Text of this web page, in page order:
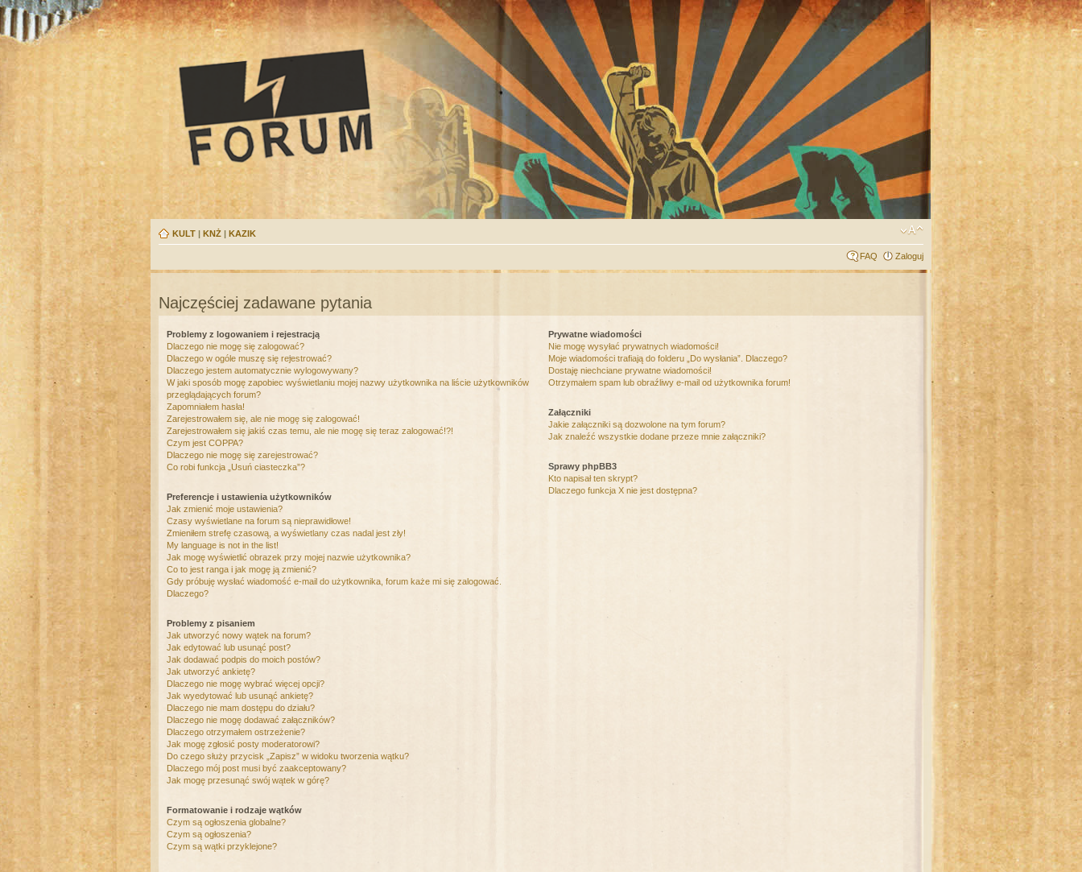
KULT | KNŻ | KAZIK
FAQ Zaloguj
Najczęściej zadawane pytania
Problemy z logowaniem i rejestracją
Dlaczego nie mogę się zalogować?
Dlaczego w ogóle muszę się rejestrować?
Dlaczego jestem automatycznie wylogowywany?
W jaki sposób mogę zapobiec wyświetlaniu mojej nazwy użytkownika na liście użytkowników
przeglądających forum?
Zapomniałem hasła!
Zarejestrowałem się, ale nie mogę się zalogować!
Zarejestrowałem się jakiś czas temu, ale nie mogę się teraz zalogować!?!
Czym jest COPPA?
Dlaczego nie mogę się zarejestrować?
Co robi funkcja „Usuń ciasteczka”?
Preferencje i ustawienia użytkowników
Jak zmienić moje ustawienia?
Czasy wyświetlane na forum są nieprawidłowe!
Zmieniłem strefę czasową, a wyświetlany czas nadal jest zły!
My language is not in the list!
Jak mogę wyświetlić obrazek przy mojej nazwie użytkownika?
Co to jest ranga i jak mogę ją zmienić?
Gdy próbuję wysłać wiadomość e-mail do użytkownika, forum każe mi się zalogować.
Dlaczego?
Problemy z pisaniem
Jak utworzyć nowy wątek na forum?
Jak edytować lub usunąć post?
Jak dodawać podpis do moich postów?
Jak utworzyć ankietę?
Dlaczego nie mogę wybrać więcej opcji?
Jak wyedytować lub usunąć ankietę?
Dlaczego nie mam dostępu do działu?
Dlaczego nie mogę dodawać załączników?
Dlaczego otrzymałem ostrzeżenie?
Jak mogę zgłosić posty moderatorowi?
Do czego służy przycisk „Zapisz” w widoku tworzenia wątku?
Dlaczego mój post musi być zaakceptowany?
Jak mogę przesunąć swój wątek w górę?
Formatowanie i rodzaje wątków
Czym są ogłoszenia globalne?
Czym są ogłoszenia?
Czym są wątki przyklejone?
Prywatne wiadomości
Nie mogę wysyłać prywatnych wiadomości!
Moje wiadomości trafiają do folderu „Do wysłania”. Dlaczego?
Dostaję niechciane prywatne wiadomości!
Otrzymałem spam lub obraźliwy e-mail od użytkownika forum!
Załączniki
Jakie załączniki są dozwolone na tym forum?
Jak znaleźć wszystkie dodane przeze mnie załączniki?
Sprawy phpBB3
Kto napisał ten skrypt?
Dlaczego funkcja X nie jest dostępna?